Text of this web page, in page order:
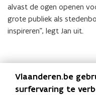
alvast de ogen openen
grote publiek als
inspireren”, legt Jan uit.
Link met de
Vlaanderen.be
surfervaring te